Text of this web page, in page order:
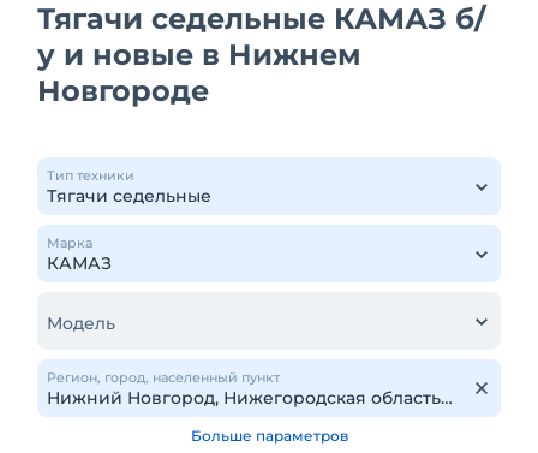
Тягачи седельные КАМАЗ б/
у и новые в Нижнем
Новгороде
Тип техники
Марка
Модель
Регион, город, населенный пункт
Больше параметров